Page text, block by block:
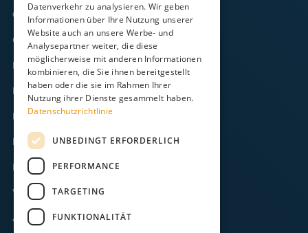
Gezeitenkalender
Onlineshop
Kontakt
FAQ
Downloads
Impressum
Datenschutz
Widerruf
AGB
Datenverkehr zu analysieren. Wir geben
Informationen über Ihre Nutzung unserer
Website auch an unsere Werbe- und
Analysepartner weiter, die diese
möglicherweise mit anderen Informationen
kombinieren, die Sie ihnen bereitgestellt
haben oder die sie im Rahmen Ihrer
Nutzung ihrer Dienste gesammelt haben.
Datenschutzrichtlinie
UNBEDINGT ERFORDERLICH
PERFORMANCE
TARGETING
FUNKTIONALITÄT